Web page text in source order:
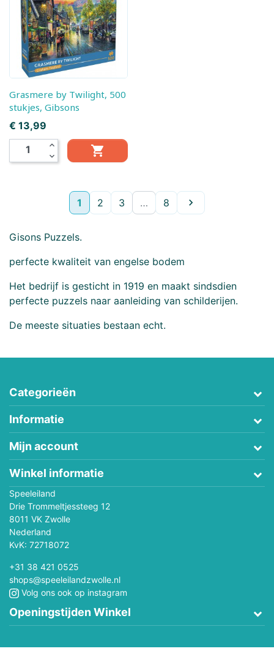
Grasmere by Twilight, 500
stukjes, Gibsons
Prijs
€ 13,99
expand_less
expand_more

1 2 3 … 8 Volgende

Gisons Puzzels.
perfecte kwaliteit van engelse bodem
Het bedrijf is gesticht in 1919 en maakt sindsdien
perfecte puzzels naar aanleiding van schilderijen.
De meeste situaties bestaan echt.
Categorieën
Informatie
Mijn account
Winkel informatie
Speeleiland
Drie Trommeltjessteeg 12
8011 VK Zwolle
Nederland
KvK: 72718072
+31 38 421 0525
shops@speeleilandzwolle.nl
Volg ons ook op instagram
Openingstijden Winkel